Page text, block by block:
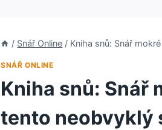
/ Snář Online / Kniha snů: Snář
SNÁŘ ONLINE
Kniha snů: Snář
tento neobvyklý